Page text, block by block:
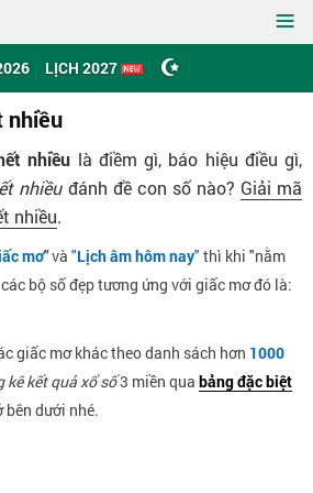
≡
LỊCH 2027
nhiều
nhiều là điềm gì, báo hiệu điều gì,
nhiềuđánh đề con số nào? Giải mã
nhiều.
mơ"và "Lịch âm hôm nay" thì khi "nằm
bộ số đẹp tương ứng với giấc mơ đó là:
giấc mơ khác theo danh sách hơn 1000
kê kết quả xổ số3 miền qua bảng đặc biệt
dưới nhé.